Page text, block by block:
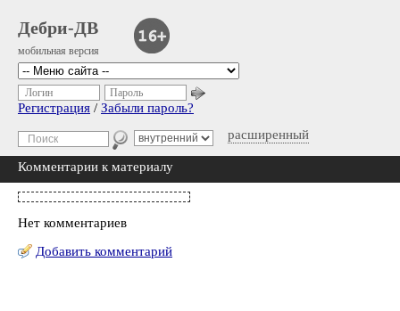
Дебри-ДВ
мобильная версия
расширенный
Логин Пароль
Регистрация / Забыли пароль?
Комментарии к материалу
Нет комментариев
Добавить комментарий